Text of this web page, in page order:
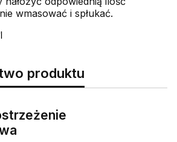
wmasować i spłukać.
produktu